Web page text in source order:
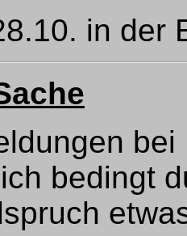
in der
bedingt